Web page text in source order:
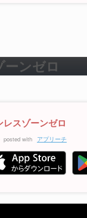
ンゼロ
レスゾーンゼロ
posted with アプリーチ